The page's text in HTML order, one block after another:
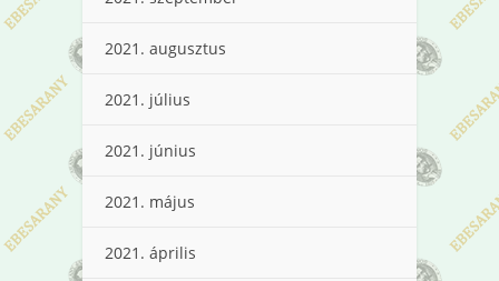
2021. augusztus
2021. július
2021. június
2021. május
2021. április